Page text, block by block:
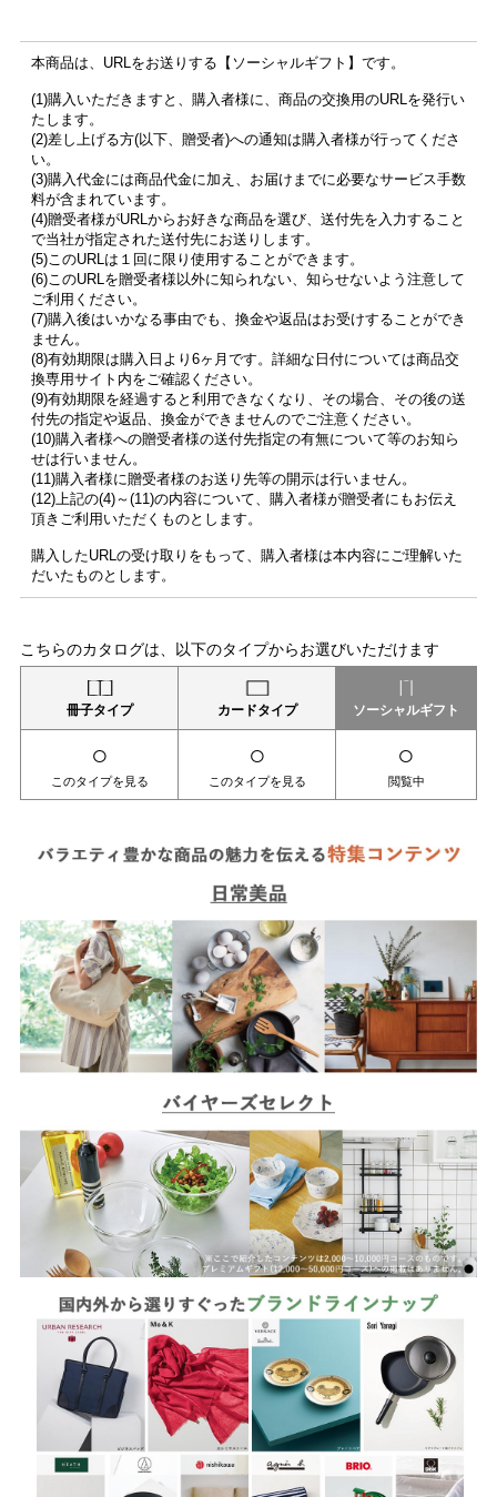
本商品は、URLをお送りする【ソーシャルギフト】です。
(1)購入いただきますと、購入者様に、商品の交換用のURLを発行い
たします。
(2)差し上げる方(以下、贈受者)への通知は購入者様が行ってくださ
い。
(3)購入代金には商品代金に加え、お届けまでに必要なサービス手数
料が含まれています。
(4)贈受者様がURLからお好きな商品を選び、送付先を入力すること
で当社が指定された送付先にお送りします。
(5)このURLは１回に限り使用することができます。
(6)このURLを贈受者様以外に知られない、知らせないよう注意して
ご利用ください。
(7)購入後はいかなる事由でも、換金や返品はお受けすることができ
ません。
(8)有効期限は購入日より6ヶ月です。詳細な日付については商品交
換専用サイト内をご確認ください。
(9)有効期限を経過すると利用できなくなり、その場合、その後の送
付先の指定や返品、換金ができませんのでご注意ください。
(10)購入者様への贈受者様の送付先指定の有無について等のお知ら
せは行いません。
(11)購入者様に贈受者様のお送り先等の開示は行いません。
(12)上記の(4)～(11)の内容について、購入者様が贈受者にもお伝え
頂きご利用いただくものとします。
購入したURLの受け取りをもって、購入者様は本内容にご理解いた
だいたものとします。
こちらのカタログは、以下のタイプからお選びいただけます
冊子タイプ カードタイプ ソーシャルギフト
○
このタイプを見る
○
このタイプを見る
○
閲覧中